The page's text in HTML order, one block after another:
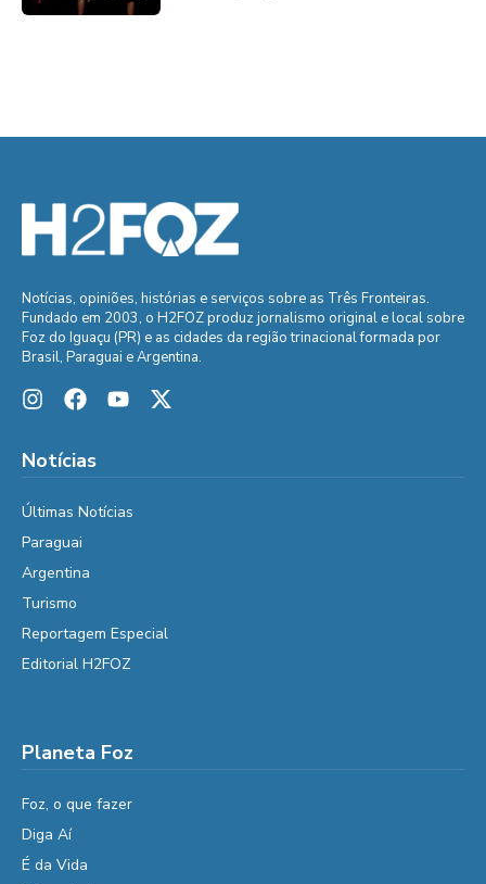
Notícias, opiniões, histórias e serviços sobre as Três Fronteiras.
Fundado em 2003, o H2FOZ produz jornalismo original e local sobre
Foz do Iguaçu (PR) e as cidades da região trinacional formada por
Brasil, Paraguai e Argentina.
Notícias
Últimas Notícias
Paraguai
Argentina
Turismo
Reportagem Especial
Editorial H2FOZ
Planeta Foz
Foz, o que fazer
Diga Aí
É da Vida